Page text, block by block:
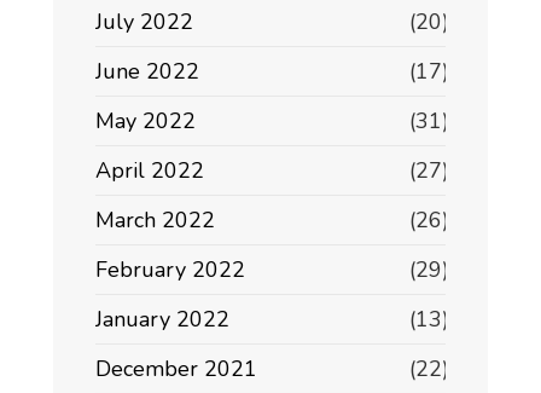
July 2022
(20)
June 2022
(17)
May 2022
(31)
April 2022
(27)
March 2022
(26)
February 2022
(29)
January 2022
(13)
December 2021
(22)